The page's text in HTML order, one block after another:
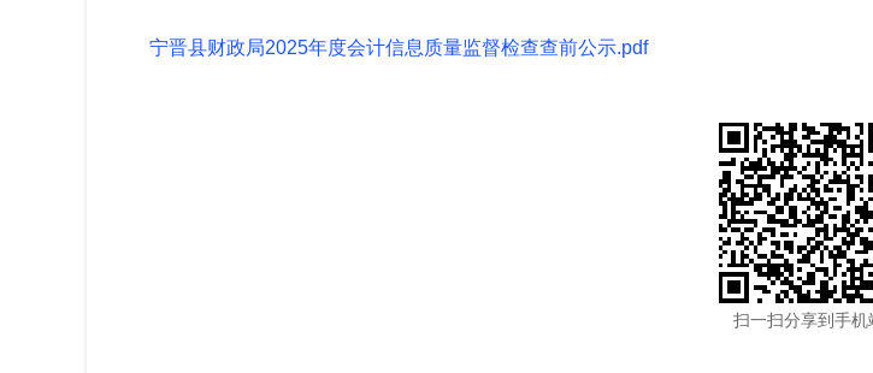
宁晋县财政局2025年度会计信息质量监督检查查前公示.pdf
扫一扫分享到手机